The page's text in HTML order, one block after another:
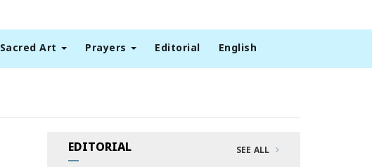
Sacred Art Prayers Editorial English
EDITORIAL SEE ALL